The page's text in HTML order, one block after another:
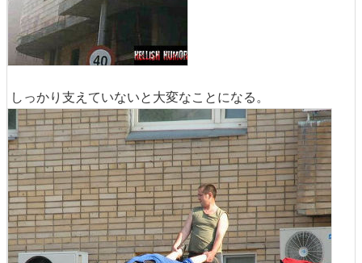
しっかり支えていないと大変なことになる。